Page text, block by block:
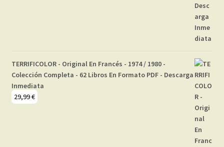
TERRIFICOLOR - Original En Francés - 1974 / 1980 -
Colección Completa - 62 Libros En Formato PDF - Descarga
Inmediata
29,99€